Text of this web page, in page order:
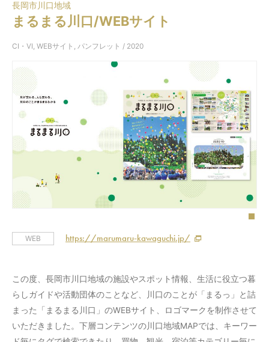
長岡市川口地域
まるまる川口/WEBサイト
CI・VI, WEBサイト , パンフレット / 2020
WEB https://marumaru-kawaguchi.jp/
この度、長岡市川口地域の施設やスポット情報、生活に役立つ暮
らしガイドや活動団体のことなど、川口のことが「まるっ」と詰
まった「まるまる川口」のWEBサイト、ロゴマークを制作させて
いただきました。下層コンテンツの川口地域MAPでは、キーワー